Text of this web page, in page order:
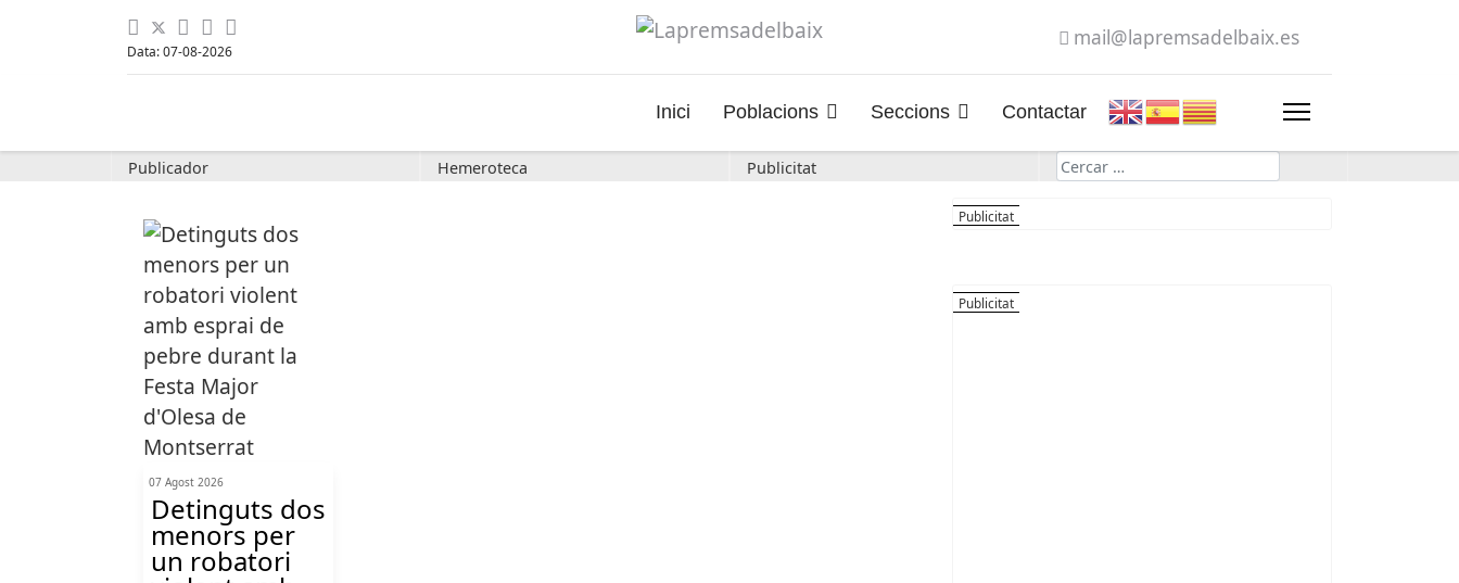
Data: 07-08-2026
mail@lapremsadelbaix.es
Inici Poblacions Seccions Contactar
Publicador Hemeroteca Publicitat Cerca
07 Agost 2026
Detinguts dos
menors per
un robatori